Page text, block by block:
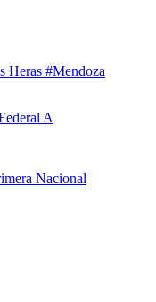
Heras #Mendoza
A
Nacional